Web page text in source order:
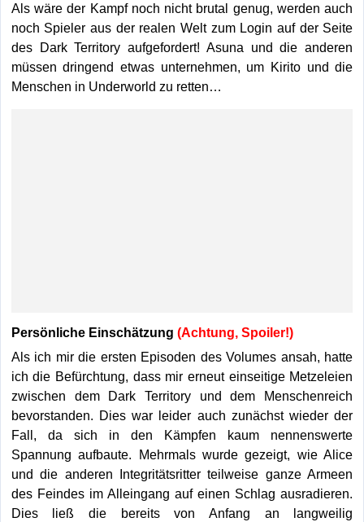
Als wäre der Kampf noch nicht brutal genug, werden auch
noch Spieler aus der realen Welt zum Login auf der Seite
des Dark Territory aufgefordert! Asuna und die anderen
müssen dringend etwas unternehmen, um Kirito und die
Menschen in Underworld zu retten…
Persönliche Einschätzung (Achtung, Spoiler!)
Als ich mir die ersten Episoden des Volumes ansah, hatte
ich die Befürchtung, dass mir erneut einseitige Metzeleien
zwischen dem Dark Territory und dem Menschenreich
bevorstanden. Dies war leider auch zunächst wieder der
Fall, da sich in den Kämpfen kaum nennenswerte
Spannung aufbaute. Mehrmals wurde gezeigt, wie Alice
und die anderen Integritätsritter teilweise ganze Armeen
des Feindes im Alleingang auf einen Schlag ausradieren.
Dies ließ die bereits von Anfang an langweilig